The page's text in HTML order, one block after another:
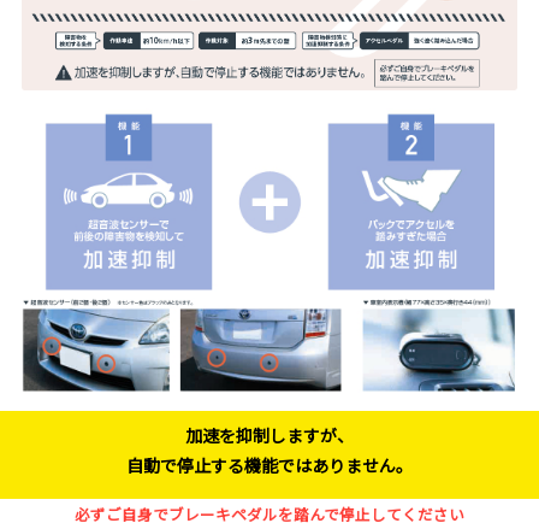
加速を抑制しますが、
自動で停止する機能ではありません。
必ずご自身でブレーキペダルを踏んで停止してください